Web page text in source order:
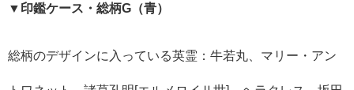
▼印鑑ケース・総柄G（青）
総柄のデザインに入っている英霊：牛若丸、マリー・アン